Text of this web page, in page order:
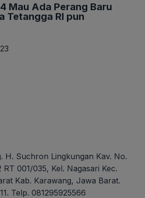
Mau Ada Perang Baru
Tetangga RI pun
H. Suchron Lingkungan Kav. No.
RT 001/035, Kel. Nagasari Kec.
Kab. Karawang, Jawa Barat.
Telp. 081295925566